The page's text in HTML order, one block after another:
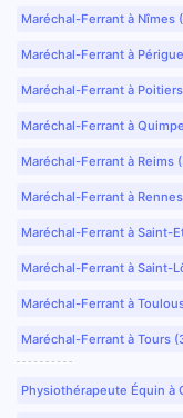
Maréchal-Ferrant à Nîmes
Maréchal-Ferrant à
Maréchal-Ferrant à
Maréchal-Ferrant à
Maréchal-Ferrant à Reims
Maréchal-Ferrant à
Maréchal-Ferrant à Saint-
Maréchal-Ferrant à Saint-
Maréchal-Ferrant à
Maréchal-Ferrant à Tours
Physiothérapeute Équin à